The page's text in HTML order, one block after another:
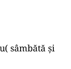
sâmbătă și